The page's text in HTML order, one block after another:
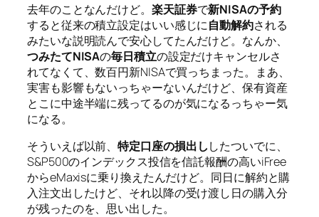
去年のことなんだけど。 楽天証券で新NISAの予約
すると従来の積立設定はいい感じに自動解約される
みたいな説明読んで安心してたんだけど。なんか、
つみたてNISAの毎日積立の設定だけキャンセルさ
れてなくて、数百円新NISAで買っちまった。まあ、
実害も影響もないっちゃーないんだけど、保有資産
とこに中途半端に残ってるのが気になるっちゃー気
になる。
そういえば以前、特定口座の損出ししたついでに、
S&P500のインデックス投信を信託報酬の高いiFree
からeMaxisに乗り換えたんだけど。同日に解約と購
入注文出したけど、それ以降の受け渡し日の購入分
が残ったのを、思い出した。